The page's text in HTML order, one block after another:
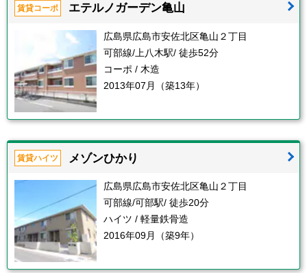
賃貸コーポ エテルノガーデン亀山
広島県広島市安佐北区亀山２丁目
可部線/上八木駅/ 徒歩52分
コーポ / 木造
2013年07月（築13年）
賃貸ハイツ メゾンひかり
広島県広島市安佐北区亀山２丁目
可部線/可部駅/ 徒歩20分
ハイツ / 軽量鉄骨造
2016年09月（築9年）